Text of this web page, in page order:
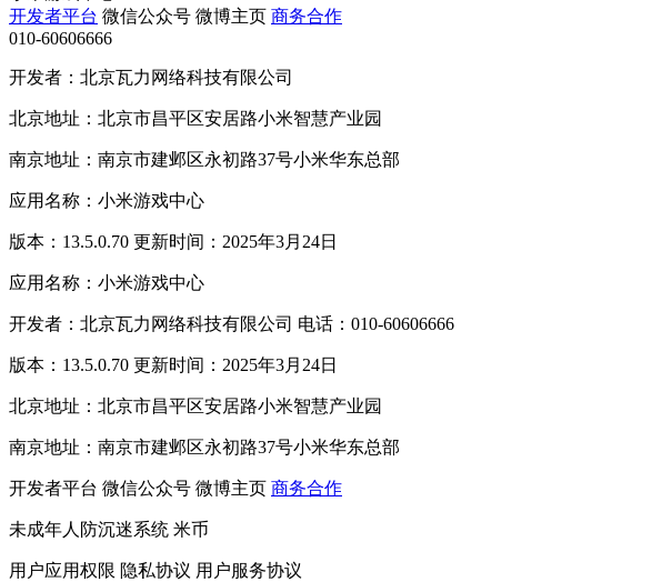
开发者平台 微信公众号 微博主页 商务合作
010-60606666
开发者：北京瓦力网络科技有限公司
北京地址：北京市昌平区安居路小米智慧产业园
南京地址：南京市建邺区永初路37号小米华东总部
应用名称：小米游戏中心
版本：13.5.0.70 更新时间：2025年3月24日
应用名称：小米游戏中心
开发者：北京瓦力网络科技有限公司 电话：010-60606666
版本：13.5.0.70 更新时间：2025年3月24日
北京地址：北京市昌平区安居路小米智慧产业园
南京地址：南京市建邺区永初路37号小米华东总部
开发者平台 微信公众号 微博主页 商务合作
未成年人防沉迷系统 米币
用户应用权限 隐私协议 用户服务协议